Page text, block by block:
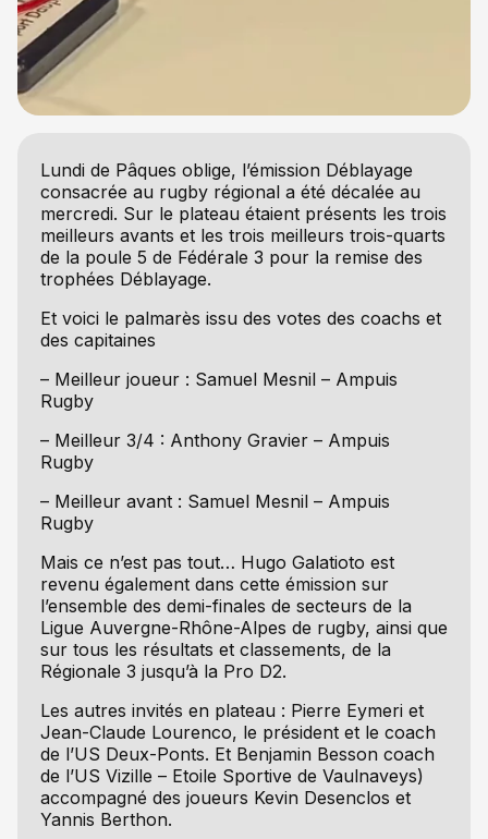
Lundi de Pâques oblige, l’émission Déblayage
consacrée au rugby régional a été décalée au
mercredi. Sur le plateau étaient présents les trois
meilleurs avants et les trois meilleurs trois-quarts
de la poule 5 de Fédérale 3 pour la remise des
trophées Déblayage.
Et voici le palmarès issu des votes des coachs et
des capitaines
– Meilleur joueur : Samuel Mesnil – Ampuis
Rugby
– Meilleur 3/4 : Anthony Gravier – Ampuis
Rugby
– Meilleur avant : Samuel Mesnil – Ampuis
Rugby
Mais ce n’est pas tout… Hugo Galatioto est
revenu également dans cette émission sur
l’ensemble des demi-finales de secteurs de la
Ligue Auvergne-Rhône-Alpes de rugby, ainsi que
sur tous les résultats et classements, de la
Régionale 3 jusqu’à la Pro D2.
Les autres invités en plateau : Pierre Eymeri et
Jean-Claude Lourenco, le président et le coach
de l’US Deux-Ponts. Et Benjamin Besson coach
de l’US Vizille – Etoile Sportive de Vaulnaveys)
accompagné des joueurs Kevin Desenclos et
Yannis Berthon.